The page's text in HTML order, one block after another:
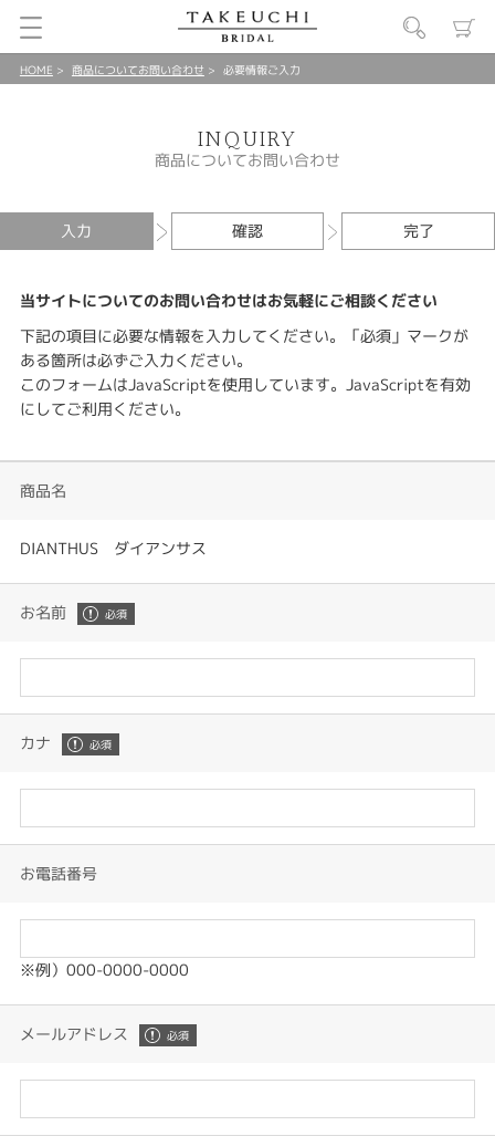
HOME 商品についてお問い合わせ 必要情報ご入力
INQUIRY
商品についてお問い合わせ
入力 確認 完了
当サイトについてのお問い合わせはお気軽にご相談ください
下記の項目に必要な情報を入力してください。「必須」マークが
ある箇所は必ずご入力ください。
このフォームはJavaScriptを使用しています。JavaScriptを有効
にしてご利用ください。
商品名
DIANTHUS ダイアンサス
お名前
カナ
お電話番号
※例）000-0000-0000
メールアドレス